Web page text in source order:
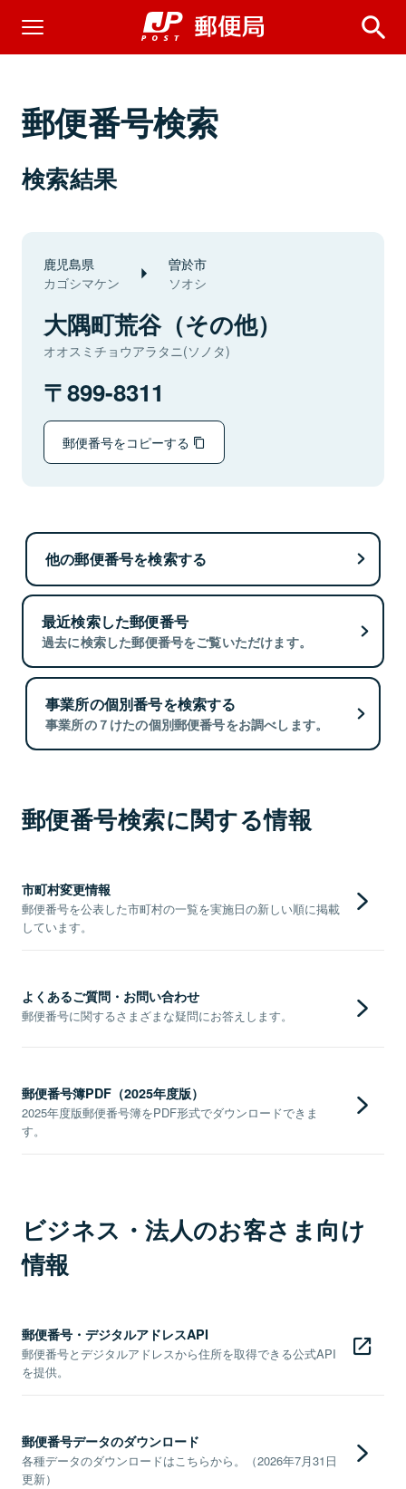
郵便番号検索
検索結果
鹿児島県
カゴシマケン
曽於市
ソオシ
大隅町荒谷（その他）
オオスミチョウアラタニ(ソノタ)
899-8311
郵便番号をコピーする
他の郵便番号を検索する
最近検索した郵便番号
過去に検索した郵便番号をご覧いただけます。
事業所の個別番号を検索する
事業所の７けたの個別郵便番号をお調べします。
郵便番号検索に関する情報
市町村変更情報
郵便番号を公表した市町村の一覧を実施日の新しい順に掲載
しています。
よくあるご質問・お問い合わせ
郵便番号に関するさまざまな疑問にお答えします。
郵便番号簿PDF（2025年度版）
2025年度版郵便番号簿をPDF形式でダウンロードできま
す。
ビジネス・法人のお客さま向け
情報
郵便番号・デジタルアドレスAPI
郵便番号とデジタルアドレスから住所を取得できる公式API
を提供。
郵便番号データのダウンロード
各種データのダウンロードはこちらから。（2026年7月31日
更新）